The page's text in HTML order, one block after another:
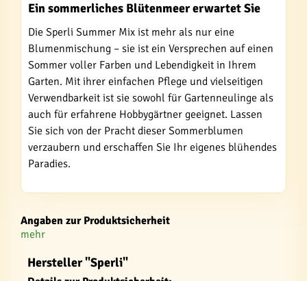
Ein sommerliches Blütenmeer erwartet Sie
Die Sperli Summer Mix ist mehr als nur eine
Blumenmischung – sie ist ein Versprechen auf einen
Sommer voller Farben und Lebendigkeit in Ihrem
Garten. Mit ihrer einfachen Pflege und vielseitigen
Verwendbarkeit ist sie sowohl für Gartenneulinge als
auch für erfahrene Hobbygärtner geeignet. Lassen
Sie sich von der Pracht dieser Sommerblumen
verzaubern und erschaffen Sie Ihr eigenes blühendes
Paradies.
Angaben zur Produktsicherheit
mehr
Hersteller "Sperli"